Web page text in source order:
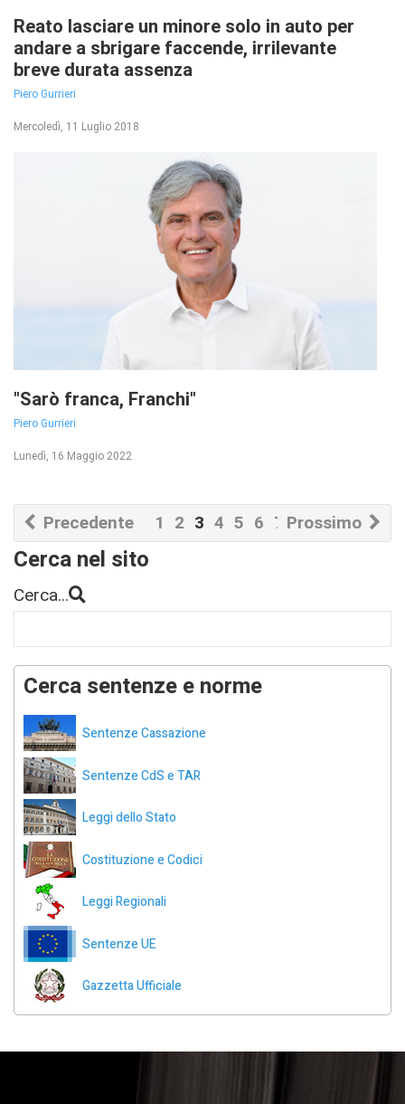
Reato lasciare un minore solo in auto per
andare a sbrigare faccende, irrilevante
breve durata assenza
Piero Gurrieri
Mercoledì, 11 Luglio 2018
"Sarò franca, Franchi"
Piero Gurrieri
Lunedì, 16 Maggio 2022
Precedente Prossimo
1 2 3 4 5 6 7 8 9 10
Cerca nel sito
Cerca...
Cerca sentenze e norme
Sentenze Cassazione
Sentenze CdS e TAR
Leggi dello Stato
Costituzione e Codici
Leggi Regionali
Sentenze UE
Gazzetta Ufficiale